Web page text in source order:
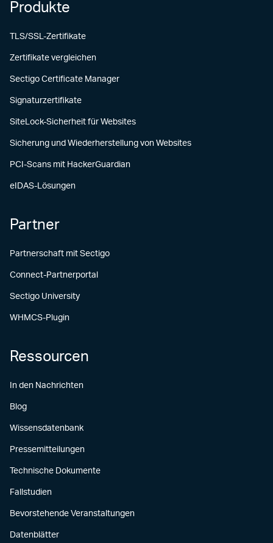
Produkte
TLS/SSL-Zertifikate
Zertifikate vergleichen
Sectigo Certificate Manager
Signaturzertifikate
SiteLock-Sicherheit für Websites
Sicherung und Wiederherstellung von Websites
PCI-Scans mit HackerGuardian
eIDAS-Lösungen
Partner
Partnerschaft mit Sectigo
Connect-Partnerportal
Sectigo University
WHMCS-Plugin
Ressourcen
In den Nachrichten
Blog
Wissensdatenbank
Pressemitteilungen
Technische Dokumente
Fallstudien
Bevorstehende Veranstaltungen
Datenblätter